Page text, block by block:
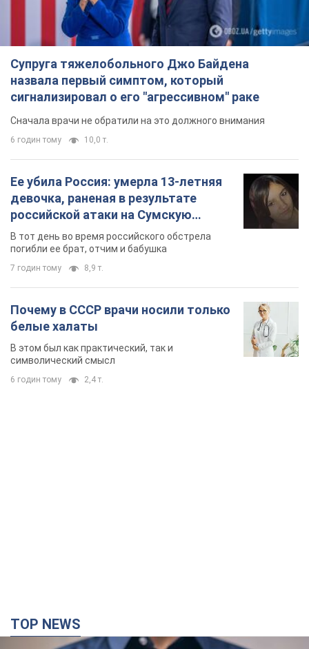
Супруга тяжелобольного Джо Байдена
назвала первый симптом, который
сигнализировал о его "агрессивном" раке
Сначала врачи не обратили на это должного внимания
6 годин тому 10,0 т.
Ее убила Россия: умерла 13-летняя
девочка, раненая в результате
российской атаки на Сумскую
область. Фото
В тот день во время российского обстрела
погибли ее брат, отчим и бабушка
7 годин тому 8,9 т.
Почему в СССР врачи носили только
белые халаты
В этом был как практический, так и
символический смысл
6 годин тому 2,4 т.
TOP NEWS